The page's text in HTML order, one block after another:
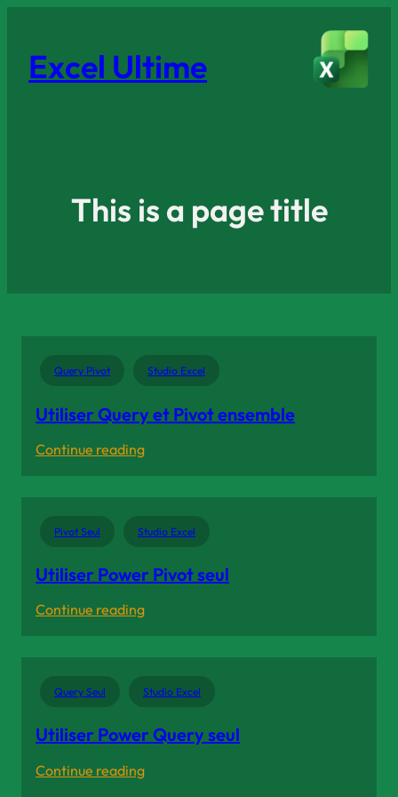
Excel Ultime
This is a page title
Query Pivot Studio Excel
Utiliser Query et Pivot ensemble
Continue reading:
Utiliser
Query
ensemble
Pivot Seul Studio Excel
Utiliser Power Pivot seul
Continue reading:
Utiliser
Power
Query Seul Studio Excel
Utiliser Power Query seul
Continue reading: